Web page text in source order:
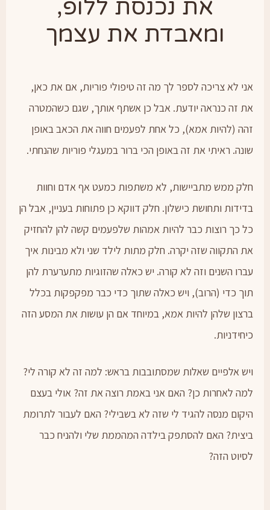
את נכנסת ללופ,
ומאבדת את עצמך
אני לא צריכה לספר לך מה זה טיפולי פוריות, אם את כאן,
את זה כנראה יודעת. אבל כן אשתף אותך, שגם כשהמטרה
זהה (להיות אמא), כל אחת לפעמים חווה את הכאב באופן
שונה. ראיתי את זה באופן הכי ברור במעגלי פוריות שהנחתי.
חלק ממש מתביישות, לא משתפות כמעט אף אדם וחוות
בדידות ותחושת כישלון. חלק דווקא כן פתוחות בעניין, אבל הן
כל כך רוצות כבר להיות אמהות שלפעמים קשה להן להחזיק
את התקווה שזה יקרה. חלק מתות לילד שני ולא מבינות איך
עברו השנים וזה לא קורה. יש כאלה שהזוגיות מתערערת להן
תוך כדי (הרוב), ויש כאלה שתוך כדי כבר מפקפקות בכלל
ברצון שלהן להיות אמא, במיוחד אם הן עושות את המסע הזה
כיחידניות.
ויש אלפיים שאלות שמסתובבות בראש: למה זה לא קורה לי?
למה לאחרות כן? האם אני באמת רוצה את זה? אולי בעצם
היקום מנסה להגיד לי שזה לא בשבילי? האם לעבור לתרומת
ביצית? האם להסתפק בילדה המהממת שלי ולהניח כבר
לסיוט הזה?